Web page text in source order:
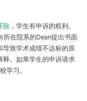
除，学生有申诉的权利。
所在院系的Dean提出书面
导致学术成绩不达标的原
释。如果学生的申诉请求
学习。